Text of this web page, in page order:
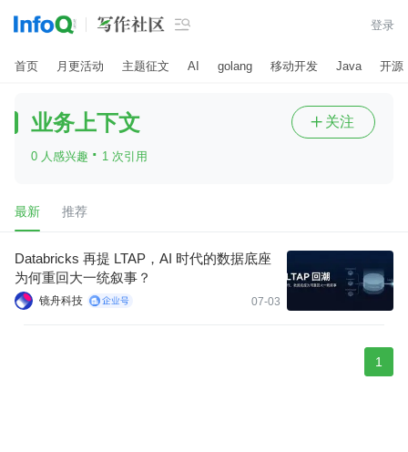
 登录
首页 月更活动 主题征文 AI golang 移动开发 Java 开源
业务上下文
0 人感兴趣 · 1 次引用
 关注
最新 推荐
Databricks 再提 LTAP，AI 时代的数据底座
为何重回大一统叙事？
镜舟科技 07-03
1